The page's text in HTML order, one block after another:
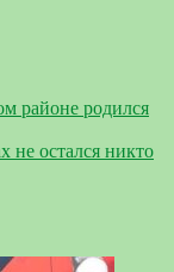
районе родился
не остался никто